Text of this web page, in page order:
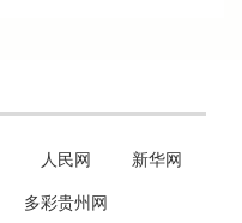
人民网
新华网
多彩贵州网